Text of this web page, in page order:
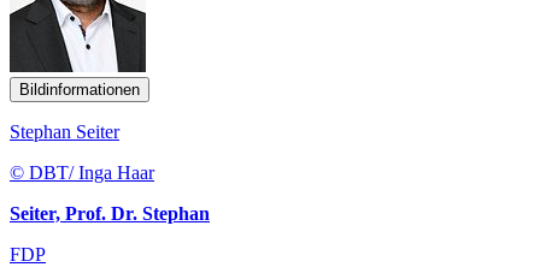
Bildinformationen
Stephan Seiter
© DBT/ Inga Haar
Seiter, Prof. Dr. Stephan
FDP